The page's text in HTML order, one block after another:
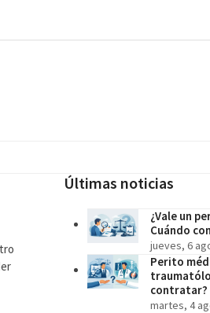
Últimas noticias
¿Vale un
Cuándo
jueves, 6
Perito
contratar?
martes, 4